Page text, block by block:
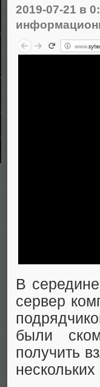
2019-07-21 в
В
сервер
были
получить